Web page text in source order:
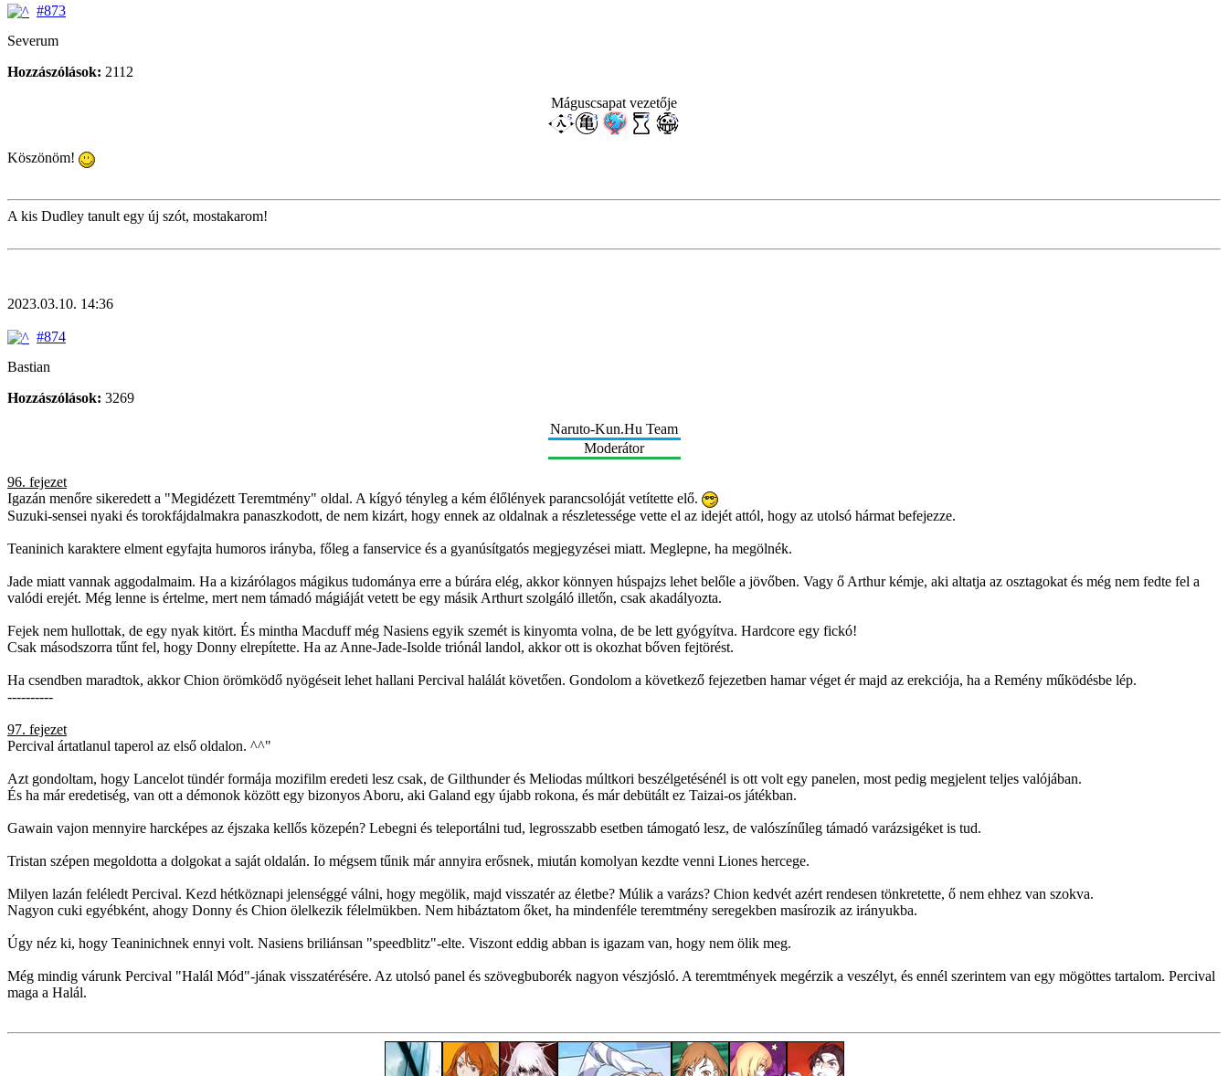
#873
Severum
Hozzászólások: 2112
Máguscsapat vezetője
Köszönöm!
A kis Dudley tanult egy új szót, mostakarom!
2023.03.10. 14:36
#874
Bastian
Hozzászólások: 3269
Naruto-Kun.Hu Team
Moderátor
96. fejezet
Igazán menőre sikeredett a "Megidézett Teremtmény" oldal. A kígyó tényleg a kém élőlények parancsolóját vetítette elő.
Suzuki-sensei nyaki és torokfájdalmakra panaszkodott, de nem kizárt, hogy ennek az oldalnak a részletessége vette el az idejét attól, hogy az utolsó hármat befejezze.
Teaninich karaktere elment egyfajta humoros irányba, főleg a fanservice és a gyanúsítgatós megjegyzései miatt. Meglepne, ha megölnék.
Jade miatt vannak aggodalmaim. Ha a kizárólagos mágikus tudománya erre a búrára elég, akkor könnyen húspajzs lehet belőle a jövőben. Vagy ő Arthur kémje, aki altatja az osztagokat és még nem fedte fel a
valódi erejét. Még lenne is értelme, mert nem támadó mágiáját vetett be egy másik Arthurt szolgáló illetőn, csak akadályozta.
Fejek nem hullottak, de egy nyak kitört. És mintha Macduff még Nasiens egyik szemét is kinyomta volna, de be lett gyógyítva. Hardcore egy fickó!
Csak másodszorra tűnt fel, hogy Donny elrepítette. Ha az Anne-Jade-Isolde triónál landol, akkor ott is okozhat bőven fejtörést.
Ha csendben maradtok, akkor Chion örömködő nyögéseit lehet hallani Percival halálát követően. Gondolom a következő fejezetben hamar véget ér majd az erekciója, ha a Remény működésbe lép.
----------
97. fejezet
Percival ártatlanul taperol az első oldalon. ^^"
Azt gondoltam, hogy Lancelot tündér formája mozifilm eredeti lesz csak, de Gilthunder és Meliodas múltkori beszélgetésénél is ott volt egy panelen, most pedig megjelent teljes valójában.
És ha már eredetiség, van ott a démonok között egy bizonyos Aboru, aki Galand egy újabb rokona, és már debütált ez Taizai-os játékban.
Gawain vajon mennyire harcképes az éjszaka kellős közepén? Lebegni és teleportálni tud, legrosszabb esetben támogató lesz, de valószínűleg támadó varázsigéket is tud.
Tristan szépen megoldotta a dolgokat a saját oldalán. Io mégsem tűnik már annyira erősnek, miután komolyan kezdte venni Liones hercege.
Milyen lazán feléledt Percival. Kezd hétköznapi jelenséggé válni, hogy megölik, majd visszatér az életbe? Múlik a varázs? Chion kedvét azért rendesen tönkretette, ő nem ehhez van szokva.
Nagyon cuki egyébként, ahogy Donny és Chion ölelkezik félelmükben. Nem hibáztatom őket, ha mindenféle teremtmény seregekben masírozik az irányukba.
Úgy néz ki, hogy Teaninichnek ennyi volt. Nasiens briliánsan "speedblitz"-elte. Viszont eddig abban is igazam van, hogy nem ölik meg.
Még mindig várunk Percival "Halál Mód"-jának visszatérésére. Az utolsó panel és szövegbuborék nagyon vészjósló. A teremtmények megérzik a veszélyt, és ennél szerintem van egy mögöttes tartalom. Percival
maga a Halál.